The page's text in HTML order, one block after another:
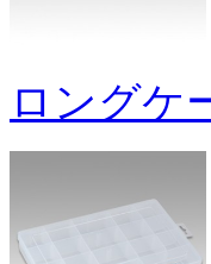
ロングケ